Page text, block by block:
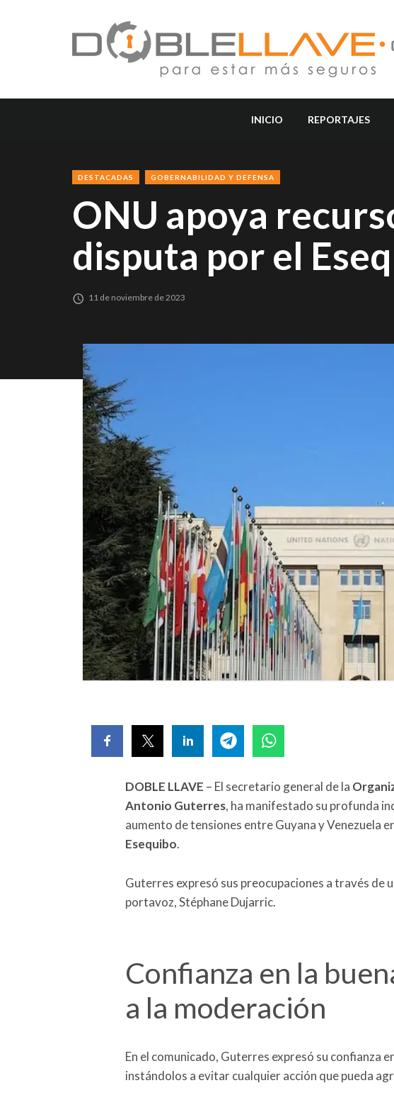
INICIO REPORTAJES
DESTACADAS GOBERNABILIDAD Y DEFENSA
ONU apoya
disputa por el
11 de noviembre de 2023
DOBLE LLAVE – El secretario general de la
Antonio Guterres, ha manifestado su profunda
aumento de tensiones entre Guyana y Venezuela
Esequibo.
Guterres expresó sus preocupaciones a través de
portavoz, Stéphane Dujarric.
Confianza en la
a la moderación
En el comunicado, Guterres expresó su confianza
instándolos a evitar cualquier acción que pueda